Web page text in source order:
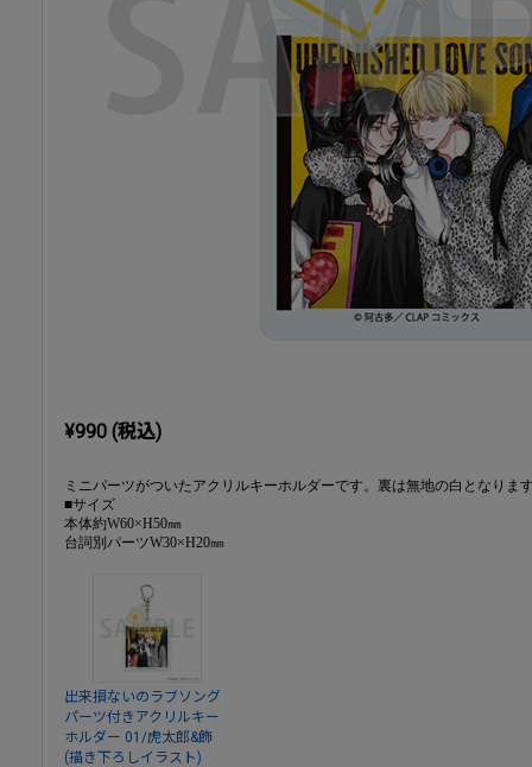
¥990 (税込)
ミニパーツがついたアクリルキーホルダーです。裏は無地の白となりま
■サイズ
本体約W60×H50㎜
台詞別パーツW30×H20㎜
出来損ないのラブソング
パーツ付きアクリルキー
ホルダー 01/虎太郎&飾
(描き下ろしイラスト)